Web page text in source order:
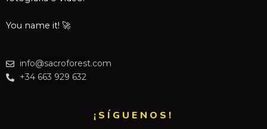
You name it! 🚀
info@sacroforest.com
+34 663 929 632
¡SÍGUENOS!